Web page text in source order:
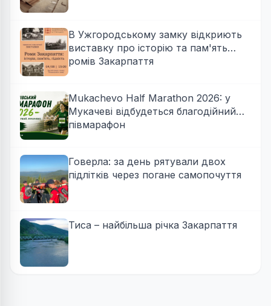
В Ужгородському замку відкриють
виставку про історію та пам'ять
ромів Закарпаття
Mukachevo Half Marathon 2026: у
Мукачеві відбудеться благодійний
півмарафон
Говерла: за день рятували двох
підлітків через погане самопочуття
Тиса – найбільша річка Закарпаття